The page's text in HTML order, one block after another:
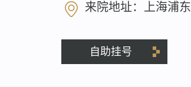
来院地址：上海浦
自助挂号